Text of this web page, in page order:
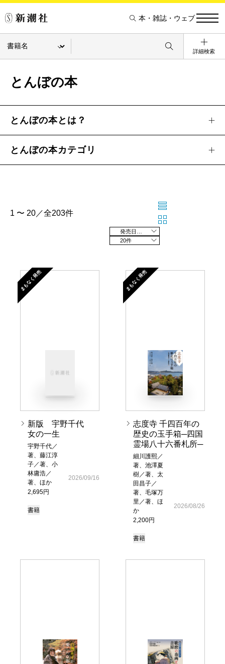
本・雑誌・ウェブ
詳細検索
とんぼの本
とんぼの本とは？
とんぼの本カテゴリ
1 〜 20／全203件
20件
まもなく発売
新版 宇野千代
女の一生
宇野千代／
著、藤江淳
子／著、小
林庸浩／
著、ほか
2,695円
2026/09/16
書籍
まもなく発売
志度寺 千四百年の
歴史の玉手箱─四国
霊場八十六番札所─
細川護熙／
著、池澤夏
樹／著、太
田昌子／
著、毛塚万
里／著、ほ
か
2,200円
2026/08/26
書籍